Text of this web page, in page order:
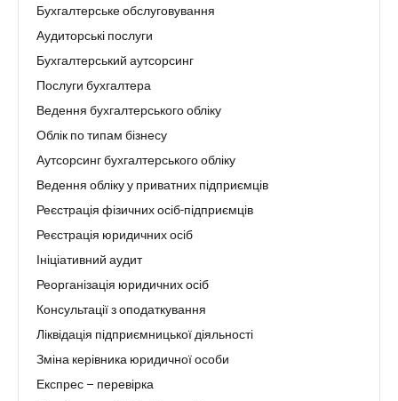
Бухгалтерське обслуговування
Аудиторські послуги
Бухгалтерський аутсорсинг
Послуги бухгалтера
Ведення бухгалтерського обліку
Облік по типам бізнесу
Аутсорсинг бухгалтерського обліку
Ведення обліку у приватних підприємців
Реєстрація фізичних осіб-підприємців
Реєстрація юридичних осіб
Ініціативний аудит
Реорганізація юридичних осіб
Консультації з оподаткування
Ліквідація підприємницької діяльності
Зміна керівника юридичної особи
Експрес – перевірка